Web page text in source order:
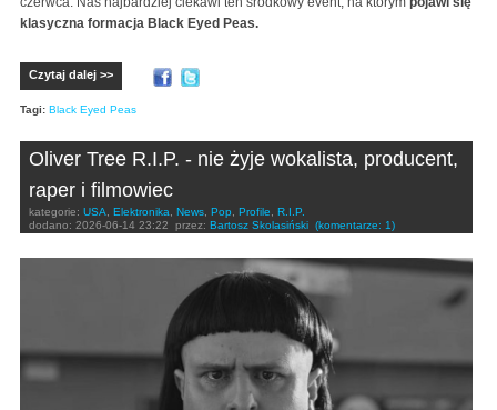
klasyczna formacja Black Eyed Peas.
Czytaj dalej >>
Tagi: Black Eyed Peas
Oliver Tree R.I.P. - nie żyje wokalista, producent,
raper i filmowiec
kategorie: USA Elektronika News Pop Profile
R.I.P.
dodano: 2026-06-14 23:22 przez: Bartosz Skolasiński (komentarze: 1)